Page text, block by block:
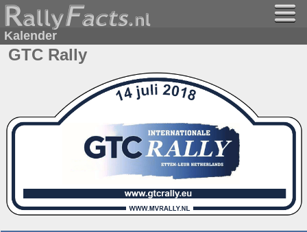
Kalender
GTC Rally